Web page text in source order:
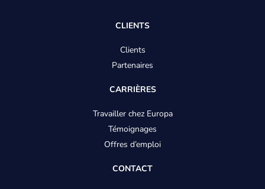
CLIENTS
Clients
Partenaires
CARRIÈRES
Travailler chez Europa
Témoignages
Offres d’emploi
CONTACT